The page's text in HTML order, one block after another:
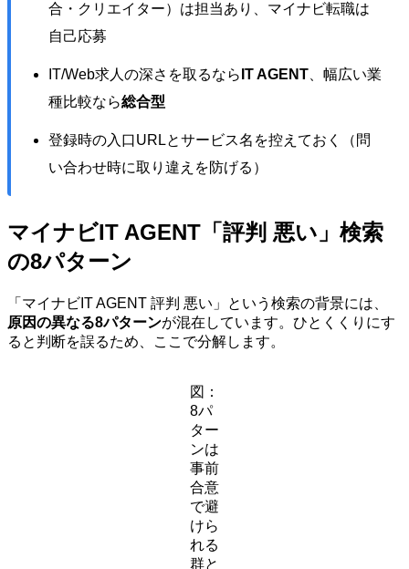
合・クリエイター）は担当あり、マイナビ転職は
自己応募
IT/Web求人の深さを取るなら IT AGENT、幅広い業
種比較なら総合型
登録時の入口URLとサービス名を控えておく（問
い合わせ時に取り違えを防げる）
マイナビIT AGENT「評判 悪い」検索
の8パターン
「マイナビIT AGENT 評判 悪い」という検索の背景には、
原因の異なる8パターンが混在しています。ひとくくりにす
ると判断を誤るため、ここで分解します。
図：
8パ
ター
ンは
事前
合意
で避
けら
れる
群と